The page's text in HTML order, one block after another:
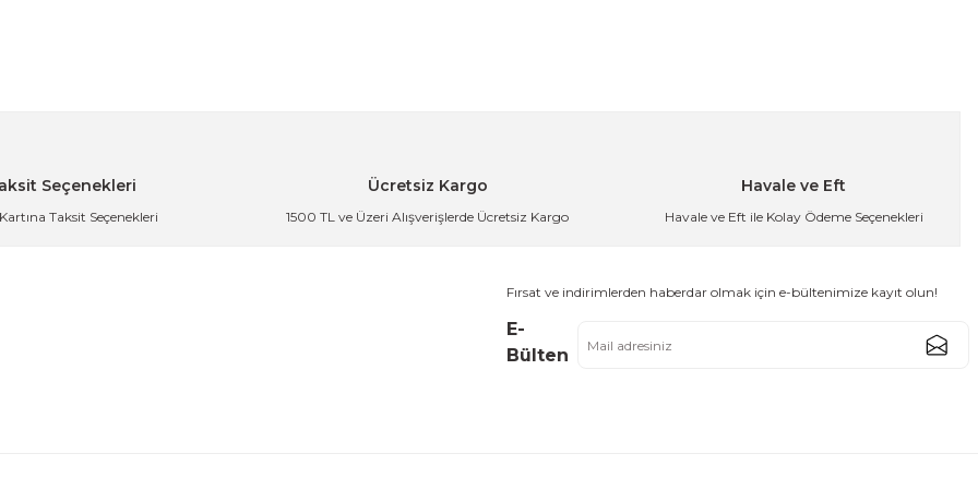
Seçenekleri
Taksit Seçenekleri
Ücretsiz Kargo
1500 TL ve Üzeri Alışverişlerde Ücretsiz Kargo
Havale ve Eft
Havale ve Eft ile Kolay Ödeme Seçenekleri
Fırsat ve indirimlerden haberdar olmak için e-bültenimize kayıt olun!
E-
Bülten